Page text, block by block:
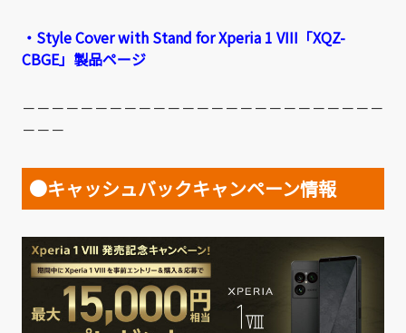
・Style Cover with Stand for Xperia 1 VIII「XQZ-
CBGE」製品ページ
－－－－－－－－－－－－－－－－－－－－－－－－－
－－－
●キャッシュバックキャンペーン情報